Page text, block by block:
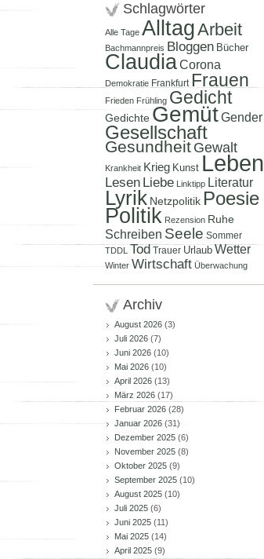
Schlagwörter
Alle Tage AlltagArbeit
Bachmannpreis Bloggen Bücher
ClaudiaCorona
Demokratie Frankfurt Frauen
Frieden Frühling Gedicht
Gedichte GemütGender
Gesellschaft
Gesundheit Gewalt
Krankheit Krieg Kunst Leben
Lesen Liebe Linktipp Literatur
Lyrik Netzpolitik Poesie
Politik Rezension Ruhe
Schreiben Seele Sommer
TDDL Tod Trauer Urlaub Wetter
Winter Wirtschaft Überwachung
Archiv
August 2026 (3)
Juli 2026 (7)
Juni 2026 (10)
Mai 2026 (10)
April 2026 (13)
März 2026 (17)
Februar 2026 (28)
Januar 2026 (31)
Dezember 2025 (6)
November 2025 (8)
Oktober 2025 (9)
September 2025 (10)
August 2025 (10)
Juli 2025 (6)
Juni 2025 (11)
Mai 2025 (14)
April 2025 (9)